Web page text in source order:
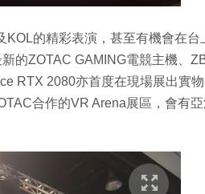
的精彩表演，甚至有機會在台
的ZOTAC GAMING電競主機、
RTX 2080亦首度在現場展出實物
合作的VR Arena展區，會有